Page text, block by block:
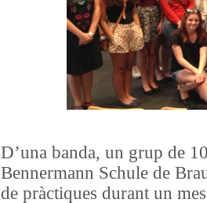
D’una banda, un grup de
Bennermann Schule de
de pràctiques durant un